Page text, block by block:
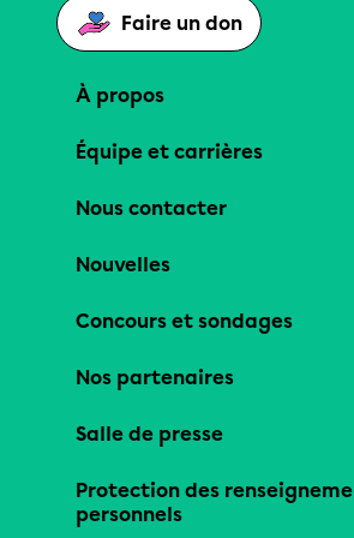
Faire un don
À propos
Équipe et carrières
Nous contacter
Nouvelles
Concours et sondages
Nos partenaires
Salle de presse
Protection des
personnels